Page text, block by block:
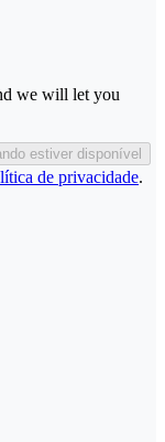
we will let you
estiver disponível
de privacidade.